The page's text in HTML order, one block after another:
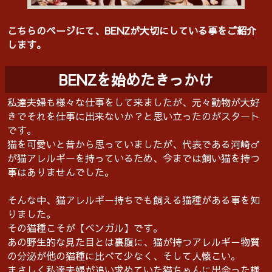
こちらのページにて、BENZが大切にしている事をご紹介
します。
BENZを始めたきっかけ
私達夫婦も様々な仕事をして来ましたが、元々動物が大好
きでそれを仕事に出来ないか？と思い立ったのがスタート
です。
猫を可愛いと昔から思っていましたが、代表である河崎♂
が猫アレルギーを持っているため、今までは飼い猫を持つ
事はありませんでした。
そんな中、猫アレルギー持ちでも飼える猫種がある事を知
りました。
その猫種こそが【ベンガル】です。
あの野生的な見た目とは裏腹に、猫が持つアレルギー物質
の分泌が他の猫種に比べて少なく、そして人懐こい。